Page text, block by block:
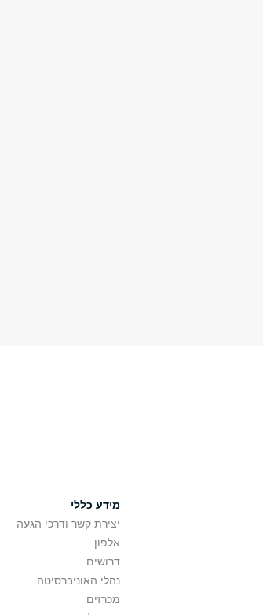
מידע כללי
יצירת קשר ודרכי הגעה
אלפון
דרושים
נהלי האוניברסיטה
מכרזים